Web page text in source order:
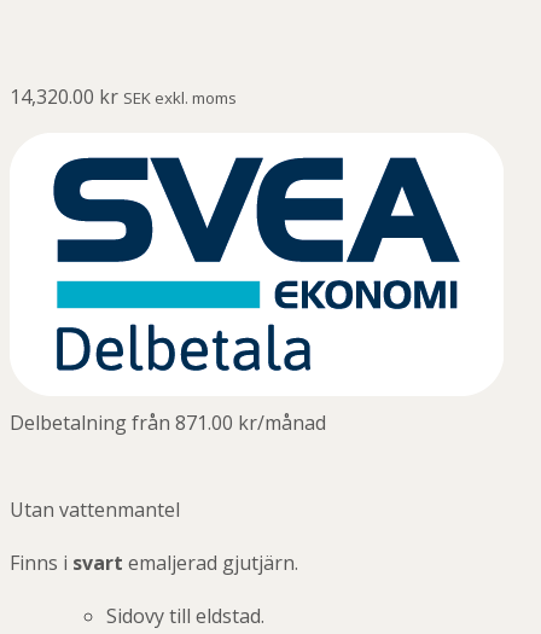
14,320.00 kr SEK exkl. moms
Delbetalning från 871.00 kr/månad
Utan vattenmantel
Finns i svart emaljerad gjutjärn.
Sidovy till eldstad.